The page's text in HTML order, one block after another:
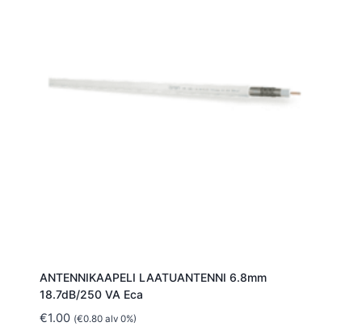
ANTENNIKAAPELI LAATUANTENNI 6.8mm
18.7dB/250 VA Eca
€1.00 (€0.80alv 0%)